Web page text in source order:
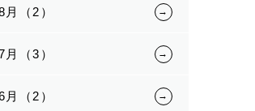
（2）
（3）
（2）